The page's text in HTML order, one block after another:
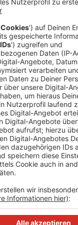
in Hochdahl
statt, wie die
bleibt das
Schwimmbad